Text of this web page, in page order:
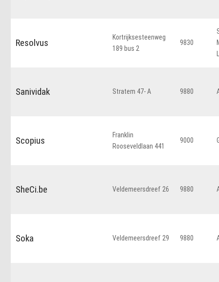
Resolvus
Kortrijksesteenweg
189 bus 2
9830
Sanividak Stratem 47- A 9880
Scopius
Franklin
Rooseveldlaan 441
9000
SheCi.be Veldemeersdreef 26 9880
Soka Veldemeersdreef 29 9880